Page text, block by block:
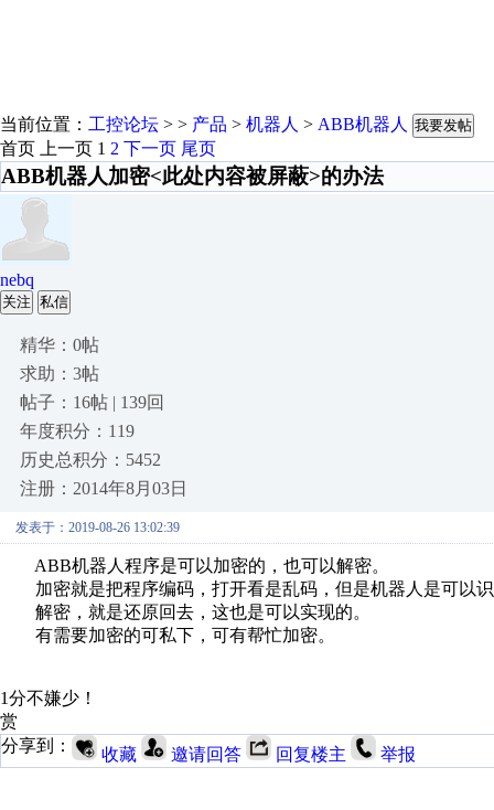
当前位置： 工控论坛 > > 产品 > 机器人 > ABB机器人 我要发帖
首页 上一页 1 2 下一页 尾页
ABB机器人加密<此处内容被屏蔽>的办法
nebq
关注 私信
精华：0帖
求助：3帖
帖子：16帖 | 139回
年度积分：119
历史总积分：5452
注册：2014年8月03日
发表于：2019-08-26 13:02:39
ABB机器人程序是可以加密的，也可以解密。
加密就是把程序编码，打开看是乱码，但是机器人是可以
解密，就是还原回去，这也是可以实现的。
有需要加密的可私下，可有帮忙加密。
1分不嫌少！
赏
分享到：
收藏 邀请回答 回复楼主 举报